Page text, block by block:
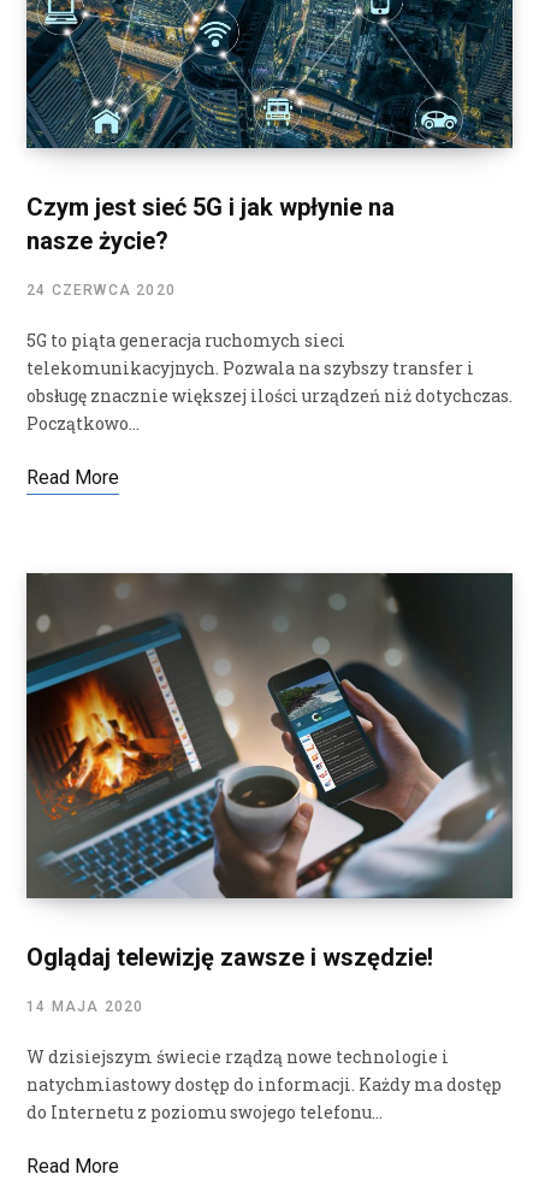
Czym jest sieć 5G i jak wpłynie na
nasze życie?
24 CZERWCA 2020
5G to piąta generacja ruchomych sieci
telekomunikacyjnych. Pozwala na szybszy transfer i
obsługę znacznie większej ilości urządzeń niż dotychczas.
Początkowo…
Read More
Oglądaj telewizję zawsze i wszędzie!
14 MAJA 2020
W dzisiejszym świecie rządzą nowe technologie i
natychmiastowy dostęp do informacji. Każdy ma dostęp
do Internetu z poziomu swojego telefonu…
Read More